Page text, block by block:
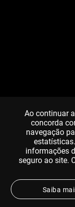
Ao continuar
concorda
navegação
informações
seguro ao site.
Saiba